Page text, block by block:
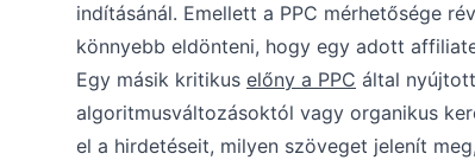
indításánál. Emellett a PPC mérhetősége
könnyebb eldönteni, hogy egy adott
Egy másik kritikus előny a PPC által
algoritmusváltozásoktól vagy organikus
el a hirdetéseit, milyen szöveget jelenít